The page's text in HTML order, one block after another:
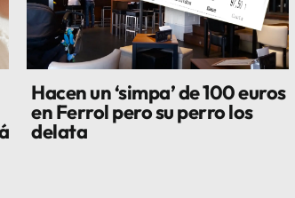
Hacen un ‘simpa’ de 100 euros
en Ferrol pero su perro los
delata